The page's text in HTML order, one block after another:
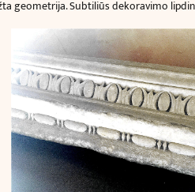
geometrija. Subtiliūs dekoravimo